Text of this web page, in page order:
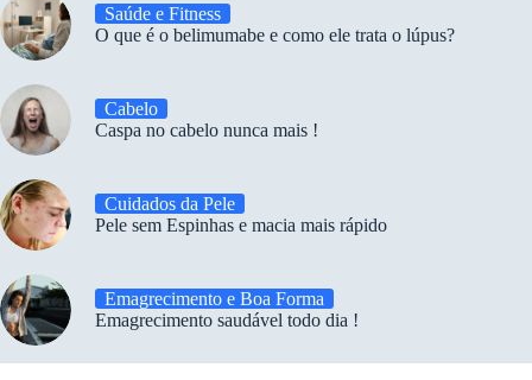
Saúde e Fitness
O que é o belimumabe e como ele trata o lúpus?
Cabelo
Caspa no cabelo nunca mais !
Cuidados da Pele
Pele sem Espinhas e macia mais rápido
Emagrecimento e Boa Forma
Emagrecimento saudável todo dia !